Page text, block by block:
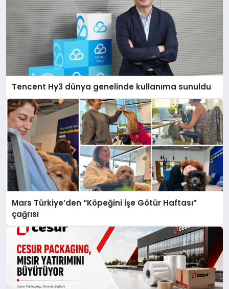
Tencent Hy3 dünya genelinde kullanıma sunuldu
Mars Türkiye’den “Köpeğini İşe Götür Haftası”
çağrısı